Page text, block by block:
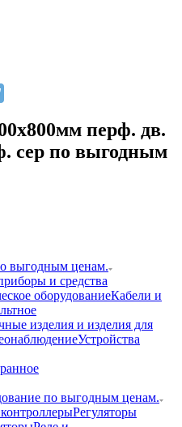
перф. дв.
сер по выгодным
выгодным ценам.
и средства
оборудованиеКабели и
изделия и изделия для
Устройства
по выгодным ценам.
Регуляторы